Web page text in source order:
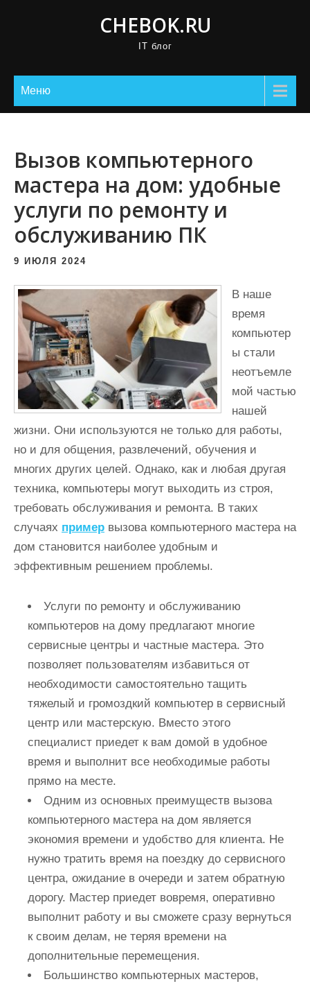
CHEBOK.RU
IT блог
Меню
Вызов компьютерного
мастера на дом: удобные
услуги по ремонту и
обслуживанию ПК
9 ИЮЛЯ 2024
В наше
время
компьютер
ы стали
неотъемле
мой частью
нашей
жизни. Они используются не только для работы,
но и для общения, развлечений, обучения и
многих других целей. Однако, как и любая другая
техника, компьютеры могут выходить из строя,
требовать обслуживания и ремонта. В таких
случаях пример вызова компьютерного мастера на
дом становится наиболее удобным и
эффективным решением проблемы.
Услуги по ремонту и обслуживанию
компьютеров на дому предлагают многие
сервисные центры и частные мастера. Это
позволяет пользователям избавиться от
необходимости самостоятельно тащить
тяжелый и громоздкий компьютер в сервисный
центр или мастерскую. Вместо этого
специалист приедет к вам домой в удобное
время и выполнит все необходимые работы
прямо на месте.
Одним из основных преимуществ вызова
компьютерного мастера на дом является
экономия времени и удобство для клиента. Не
нужно тратить время на поездку до сервисного
центра, ожидание в очереди и затем обратную
дорогу. Мастер приедет вовремя, оперативно
выполнит работу и вы сможете сразу вернуться
к своим делам, не теряя времени на
дополнительные перемещения.
Большинство компьютерных мастеров,